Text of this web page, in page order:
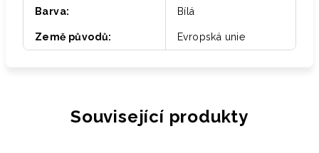
Barva: Bílá
Země původů: Evropská unie
Související produkty